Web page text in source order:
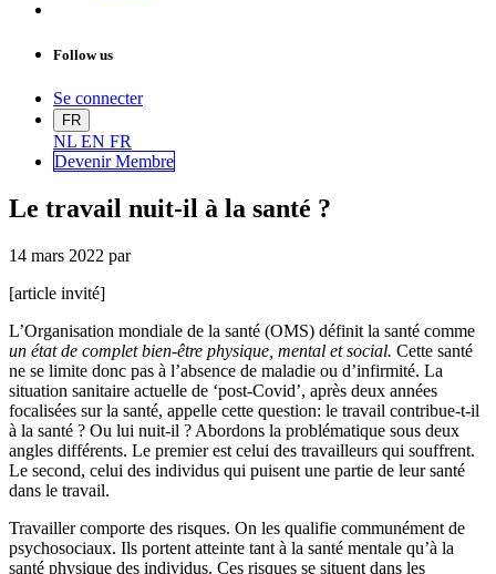
Follow us
Se connecter
FR
NL EN FR
Devenir Membre
Le travail nuit-il à la santé ?
14 mars 2022 par
[article invité]
L’Organisation mondiale de la santé (OMS) définit la santé comme
un état de complet bien-être physique, mental et social. Cette santé
ne se limite donc pas à l’absence de maladie ou d’infirmité. La
situation sanitaire actuelle de ‘post-Covid’, après deux années
focalisées sur la santé, appelle cette question: le travail contribue-t-il
à la santé ? Ou lui nuit-il ? Abordons la problématique sous deux
angles différents. Le premier est celui des travailleurs qui souffrent.
Le second, celui des individus qui puisent une partie de leur santé
dans le travail.
Travailler comporte des risques. On les qualifie communément de
psychosociaux. Ils portent atteinte tant à la santé mentale qu’à la
santé physique des individus. Ces risques se situent dans les